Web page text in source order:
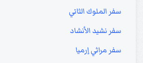
سفر الملوك الثاني
سفر نشيد الأنشاد
سفر مراثي إرميا